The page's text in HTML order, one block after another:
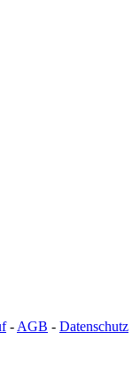
- AGB - Datenschutz